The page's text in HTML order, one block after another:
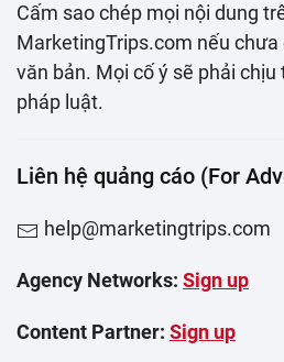
Cấm sao chép mọi nội dung
MarketingTrips.com nếu chưa
văn bản. Mọi cố ý sẽ phải
pháp luật.
Liên hệ quảng cáo (For
help@marketingtrips.com
Agency Networks: Sign up
Content Partner: Sign up